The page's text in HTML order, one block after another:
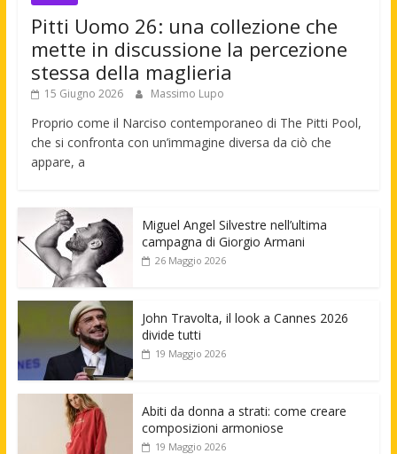
Pitti Uomo 26: una collezione che
mette in discussione la percezione
stessa della maglieria
15 Giugno 2026 Massimo Lupo
Proprio come il Narciso contemporaneo di The Pitti Pool,
che si confronta con un’immagine diversa da ciò che
appare, a
Miguel Angel Silvestre nell’ultima
campagna di Giorgio Armani
26 Maggio 2026
John Travolta, il look a Cannes 2026
divide tutti
19 Maggio 2026
Abiti da donna a strati: come creare
composizioni armoniose
19 Maggio 2026